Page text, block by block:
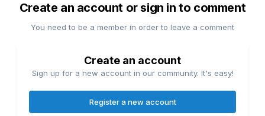
Create an account or sign in to comment
You need to be a member in order to leave a comment
Create an account
Sign up for a new account in our community. It's easy!
Register a new account